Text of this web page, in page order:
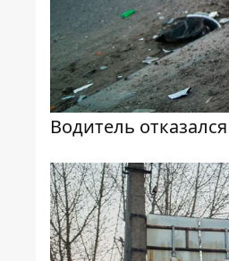
Водитель